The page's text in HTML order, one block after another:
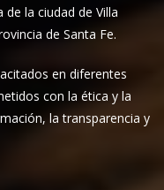
la ciudad de Villa
de Santa Fe.
en diferentes
con la ética y la
la transparencia y